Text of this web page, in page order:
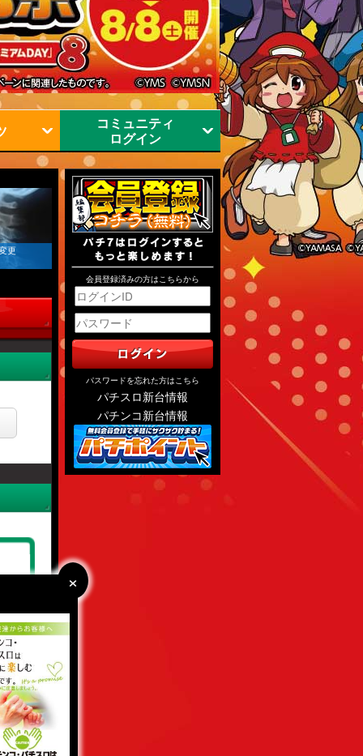
×
×
コミュニティ
ログイン
更
会員登録済みの方はこちらから
パスワードを忘れた方はこちら
パチスロ新台情報
パチンコ新台情報